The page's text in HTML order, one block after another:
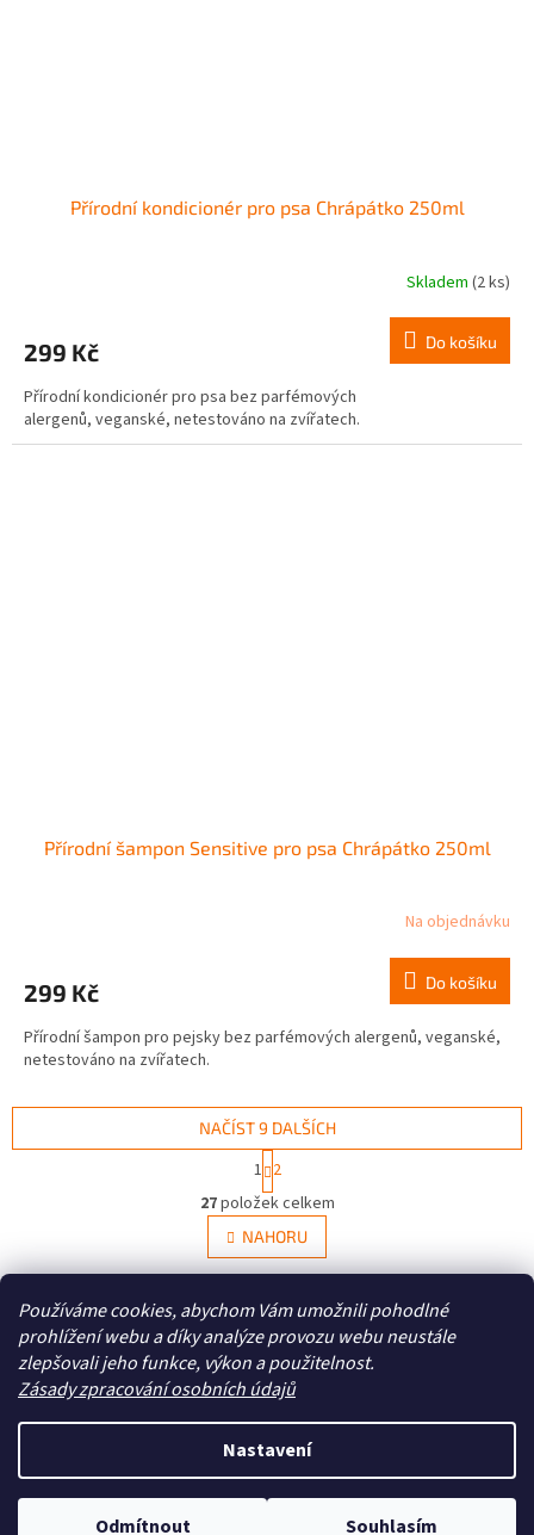
Používáme cookies, abychom Vám umožnili pohodlné
prohlížení webu a díky analýze provozu webu neustále
zlepšovali jeho funkce, výkon a použitelnost.
Zásady zpracování osobních údajů
Nastavení
Odmítnout Souhlasím
Přírodní kondicionér pro psa Chrápátko 250ml
Skladem (2 ks)
299 Kč Do košíku
Přírodní kondicionér pro psa bez parfémových
alergenů, veganské, netestováno na zvířatech.
Přírodní šampon Sensitive pro psa Chrápátko 250ml
Na objednávku
299 Kč Do košíku
Přírodní šampon pro pejsky bez parfémových alergenů, veganské,
netestováno na zvířatech.
O
v
l
á
d
a
c
í
p
r
v
k
y
v
ý
NAČÍST 9 DALŠÍCH
S
t
r
á
n
k
o
v
á
n
í
1 2
27položek celkem
NAHORU
Zboží.cz Heureka.cz
Vytvořil Shoptet
Copyright 2026 . Všechna práva vyhrazena.